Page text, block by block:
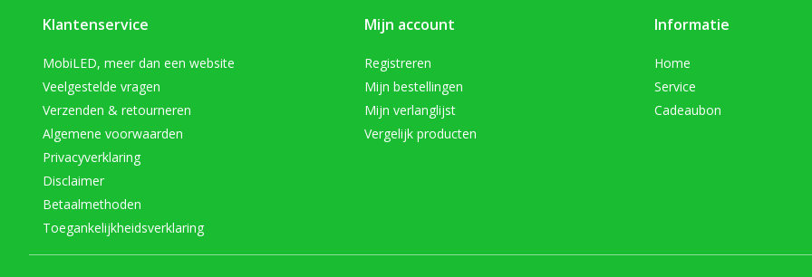
Klantenservice
MobiLED, meer dan een website
Veelgestelde vragen
Verzenden & retourneren
Algemene voorwaarden
Privacyverklaring
Disclaimer
Betaalmethoden
Toegankelijkheidsverklaring
Mijn account
Registreren
Mijn bestellingen
Mijn verlanglijst
Vergelijk producten
Informatie
Home
Service
Cadeaubon